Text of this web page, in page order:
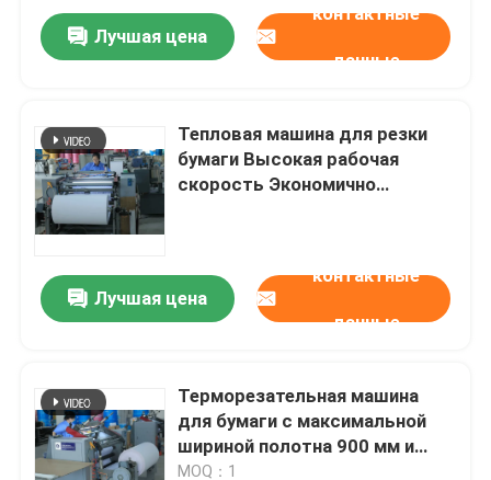
Экскурсия по заводу
Свяжитесь с нами
Слон термальный бумажный крен
Крен POS термальный бумажный
Термальный крен бумаги ярлыка
Лучшая цена
контактные
данные
Тепловая машина для резки
бумаги Высокая рабочая
скорость Экономично
Лучшая цена
контактные
данные
Терморезательная машина
для бумаги с максимальной
шириной полотна 900 мм и
скоростью 200 м/мин
MOQ：1